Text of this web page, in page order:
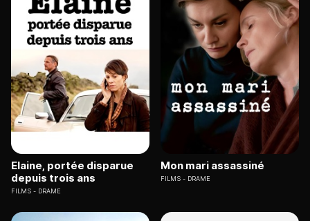
Elaine, portée disparue
depuis trois ans
FILMS DRAME
Mon mari assassiné
FILMS DRAME